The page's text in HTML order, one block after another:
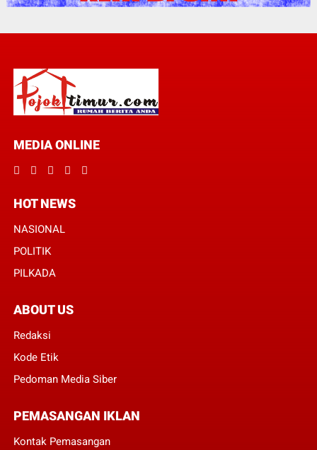
MEDIA ONLINE
HOT NEWS
NASIONAL
POLITIK
PILKADA
ABOUT US
Redaksi
Kode Etik
Pedoman Media Siber
PEMASANGAN IKLAN
Kontak Pemasangan